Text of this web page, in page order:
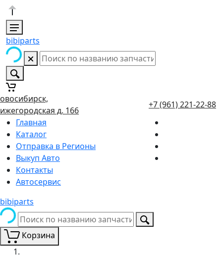
bibiparts
д. 166
+7 (961) 221-22-88
Главная
Каталог
Отправка в Регионы
Выкуп Авто
Контакты
Автосервис
bibiparts
Корзина